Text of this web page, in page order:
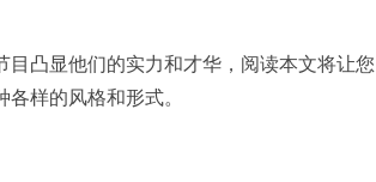
目凸显他们的实力和才华，阅读本文将让您
样的风格和形式。